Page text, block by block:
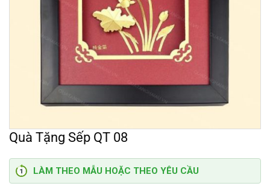
Quà Tặng Sếp QT 08
LÀM THEO MẪU HOẶC THEO YÊU CẦU